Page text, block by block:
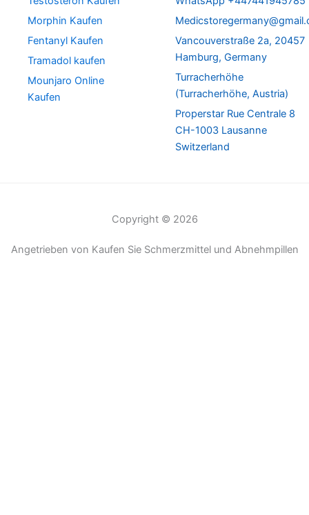
Morphin Kaufen
Fentanyl Kaufen
Tramadol kaufen
Mounjaro Online
Kaufen
Vancouverstraße 2a, 20457
Hamburg, Germany
Turracherhöhe
(Turracherhöhe, Austria)
Properstar Rue Centrale 8
CH-1003 Lausanne
Switzerland
Copyright © 2026
Angetrieben von Kaufen Sie Schmerzmittel und Abnehmpillen